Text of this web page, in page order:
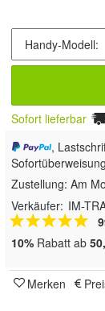
Sofort lieferbar
,
Zustellung: Am
Verkäufer: IM-
10% Rabatt ab
Merken